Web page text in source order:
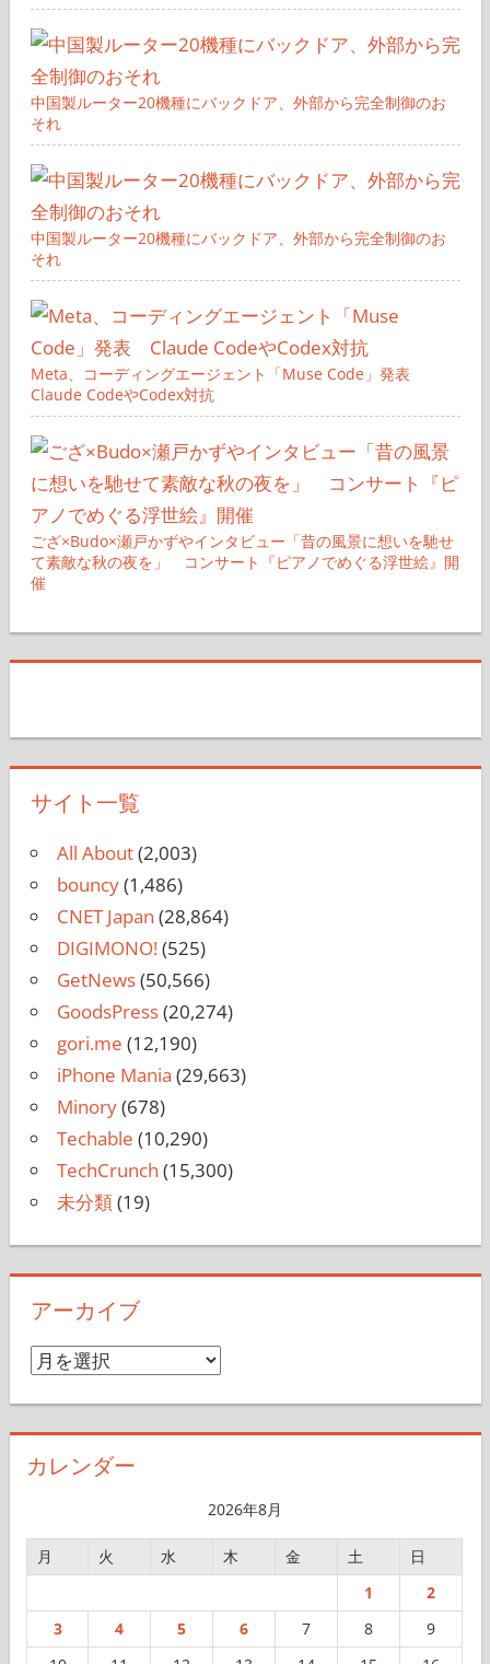
中国製ルーター20機種にバックドア、外部から完全制御のお
それ
中国製ルーター20機種にバックドア、外部から完全制御のお
それ
Meta、コーディングエージェント「Muse Code」発表
Claude CodeやCodex対抗
ござ×Budo×瀬戸かずやインタビュー「昔の風景に想いを馳せ
て素敵な秋の夜を」 コンサート『ピアノでめぐる浮世絵』開
催
サイト一覧
All About(2,003)
bouncy(1,486)
CNET Japan (28,864)
DIGIMONO!(525)
GetNews(50,566)
GoodsPress(20,274)
gori.me (12,190)
iPhone Mania (29,663)
Minory(678)
Techable (10,290)
TechCrunch (15,300)
未分類(19)
アーカイブ
ア
イ
カレンダー
2026年8月
月 火 水 木 金 土
日
1
2
3
4 5 6 7 8
9